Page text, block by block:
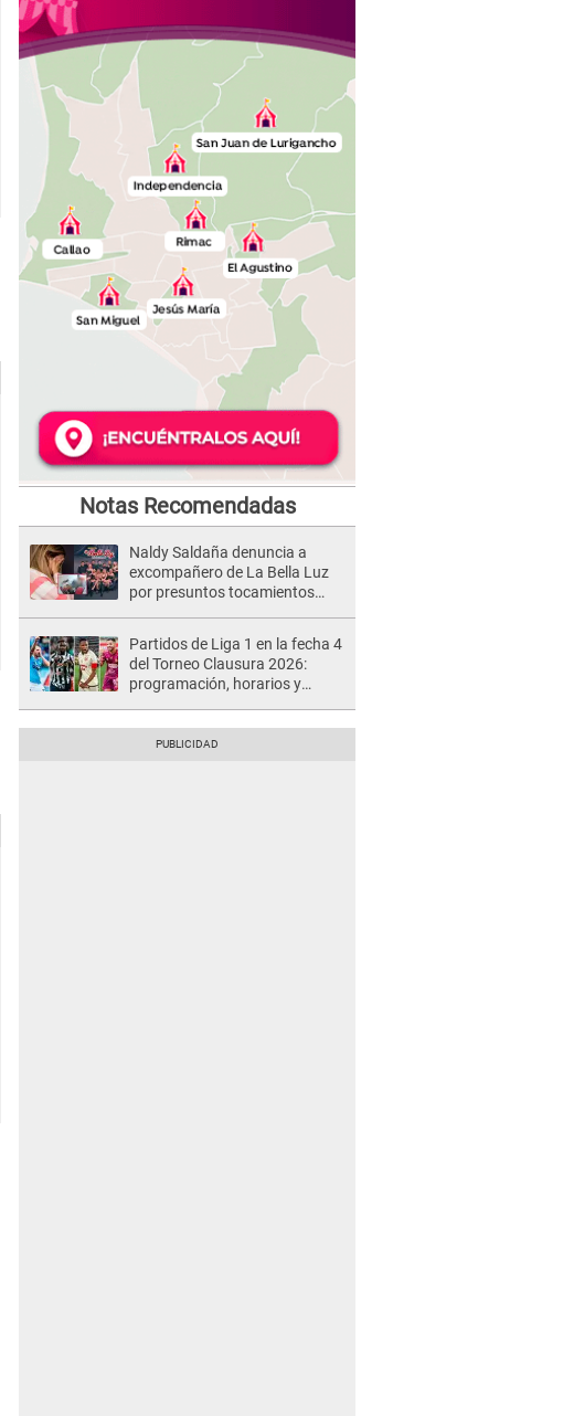
Notas Recomendadas
Naldy Saldaña denuncia a
excompañero de La Bella Luz
por presuntos tocamientos
Partidos de Liga 1 en la fecha 4
del Torneo Clausura 2026:
programación, horarios y